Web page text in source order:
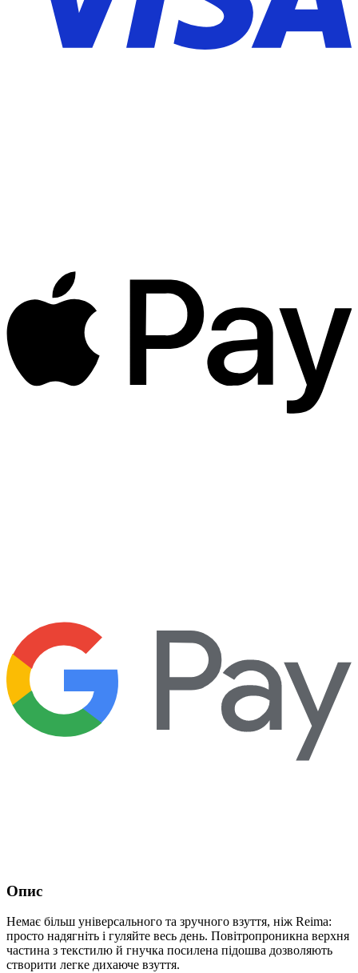
Опис
Немає більш універсального та зручного взуття, ніж Reima:
просто надягніть і гуляйте весь день. Повітропроникна верхня
частина з текстилю й гнучка посилена підошва дозволяють
створити легке дихаюче взуття.